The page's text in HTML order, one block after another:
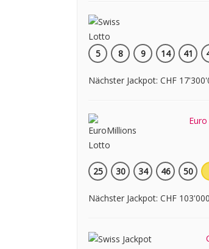
5 8 9 14 41
Nächster Jackpot: CHF
25 30 34 46 50
Nächster Jackpot: CHF